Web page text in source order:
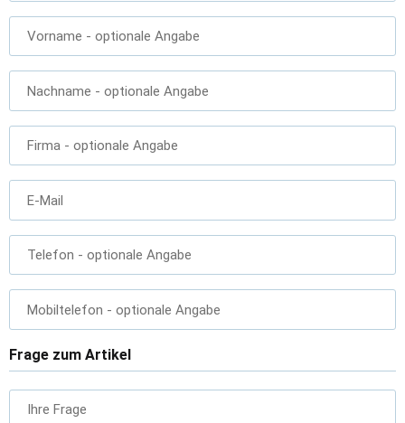
Vorname - optionale Angabe
Nachname - optionale Angabe
Firma - optionale Angabe
E-Mail
Telefon - optionale Angabe
Mobiltelefon - optionale Angabe
Frage zum Artikel
Ihre Frage